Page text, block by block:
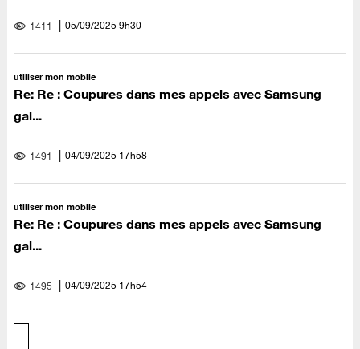
1411 ‎05/09/2025 9h30
utiliser mon mobile
Re: Re : Coupures dans mes appels avec Samsung
gal...
1491 ‎04/09/2025 17h58
utiliser mon mobile
Re: Re : Coupures dans mes appels avec Samsung
gal...
1495 ‎04/09/2025 17h54